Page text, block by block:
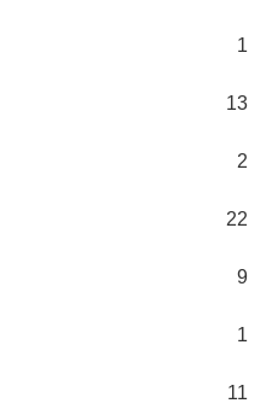
1
13
2
22
9
1
11